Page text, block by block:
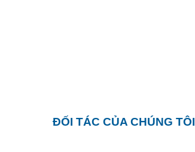
ĐỐI TÁC CỦA CHÚNG TÔI